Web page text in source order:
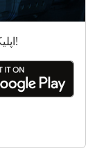
اپلیکیشن شماره ۱ برای ماشین‌آلات دست دوم!